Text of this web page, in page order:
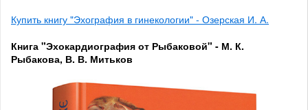
Купить книгу "Эхография в гинекологии" - Озерская И. А.
Книга "Эхокардиография от Рыбаковой" - М. К.
Рыбакова, В. В. Митьков